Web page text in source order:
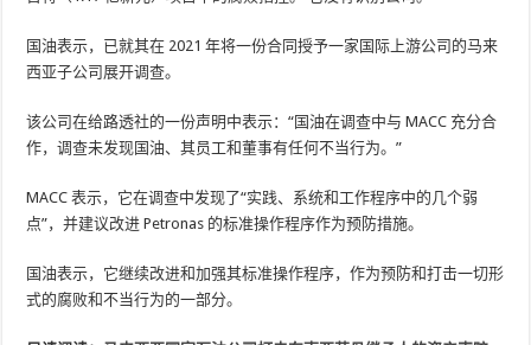
国油表示，已就其在 2021 年将一份合同授予一家国际上游公司的马来
西亚子公司展开调查。
该公司在给路透社的一份声明中表示：“国油在调查中与 MACC 充分合
作，调查未发现国油、其员工和董事有任何不当行为。”
MACC 表示，它在调查中发现了“实践、系统和工作程序中的几个弱
点”，并建议改进 Petronas 的标准操作程序作为预防措施。
国油表示，它继续改进和加强其标准操作程序，作为预防和打击一切形
式的腐败和不当行为的一部分。